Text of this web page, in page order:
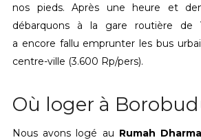
nos pieds. Après une heure et
débarquons à la gare routière de
a encore fallu emprunter les bus
centre-ville (3.600 Rp/pers).
Où loger à
Nous avons logé au Rumah Dharma